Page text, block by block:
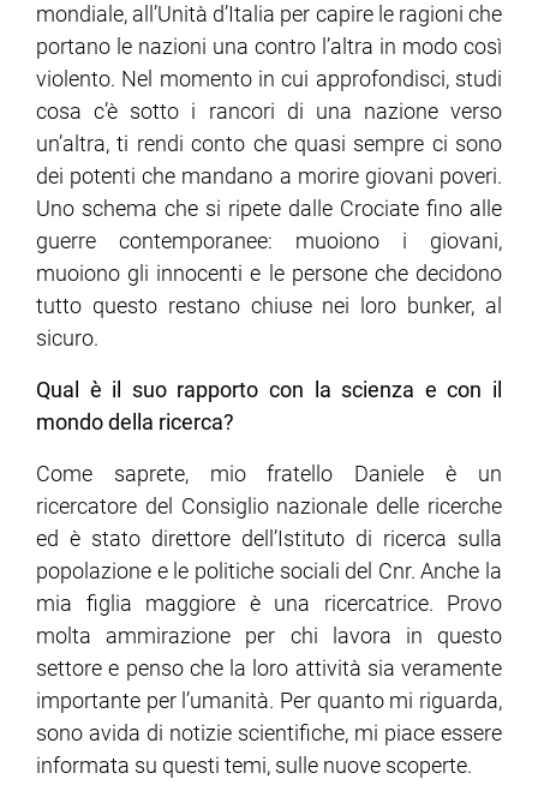
mondiale, all’Unità d’Italia per capire le ragioni che
portano le nazioni una contro l’altra in modo così
violento. Nel momento in cui approfondisci, studi
cosa c’è sotto i rancori di una nazione verso
un’altra, ti rendi conto che quasi sempre ci sono
dei potenti che mandano a morire giovani poveri.
Uno schema che si ripete dalle Crociate fino alle
guerre contemporanee: muoiono i giovani,
muoiono gli innocenti e le persone che decidono
tutto questo restano chiuse nei loro bunker, al
sicuro.
Qual è il suo rapporto con la scienza e con il
mondo della ricerca?
Come saprete, mio fratello Daniele è un
ricercatore del Consiglio nazionale delle ricerche
ed è stato direttore dell’Istituto di ricerca sulla
popolazione e le politiche sociali del Cnr. Anche la
mia figlia maggiore è una ricercatrice. Provo
molta ammirazione per chi lavora in questo
settore e penso che la loro attività sia veramente
importante per l’umanità. Per quanto mi riguarda,
sono avida di notizie scientifiche, mi piace essere
informata su questi temi, sulle nuove scoperte.